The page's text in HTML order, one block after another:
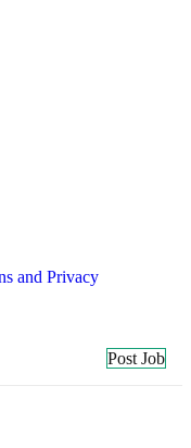
and Privacy
Post Job